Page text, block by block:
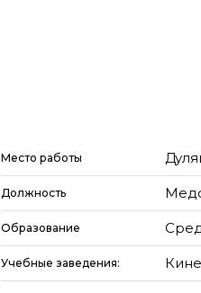
Место работы
Должность
Образование
Учебные заведения: